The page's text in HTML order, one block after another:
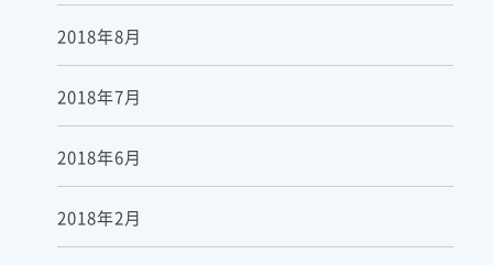
2018年8月
2018年7月
2018年6月
2018年2月